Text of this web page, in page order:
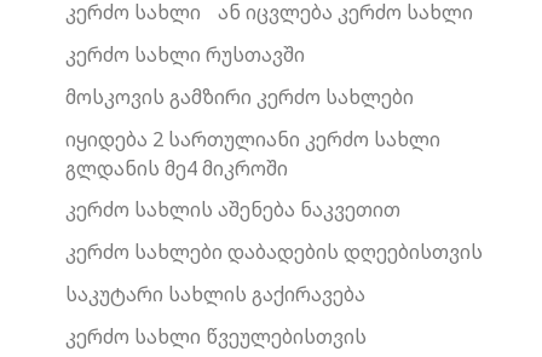
კერძო სახლი
ან იცვლება კერძო სახლი
კერძო სახლი რუსთავში
მოსკოვის გამზირი კერძო სახლები
იყიდება 2 სართულიანი კერძო სახლი
გლდანის მე4 მიკროში
კერძო სახლის აშენება ნაკვეთით
კერძო სახლები დაბადების დღეებისთვის
საკუტარი სახლის გაქირავება
კერძო სახლი წვეულებისთვის